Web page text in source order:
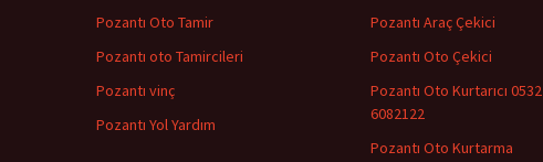
Pozantı Oto Tamir
Pozantı oto Tamircileri
Pozantı vinç
Pozantı Yol Yardım
Pozantı Araç Çekici
Pozantı Oto Çekici
Pozantı Oto Kurtarıcı 0532
6082122
Pozantı Oto Kurtarma